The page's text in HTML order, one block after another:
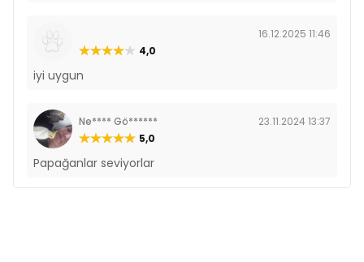
16.12.2025 11:46
4,0
iyi uygun
Ne**** Gö******
23.11.2024 13:37
5,0
Papağanlar seviyorlar